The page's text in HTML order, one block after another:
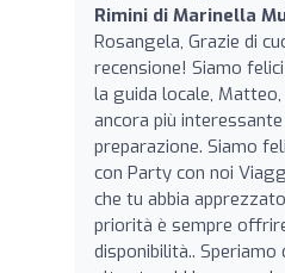
Rimini di Marinella
Rosangela, Grazie di
recensione! Siamo
la guida locale,
ancora più
preparazione. Siamo
con Party con noi
che tu abbia
priorità è sempre
disponibilità..